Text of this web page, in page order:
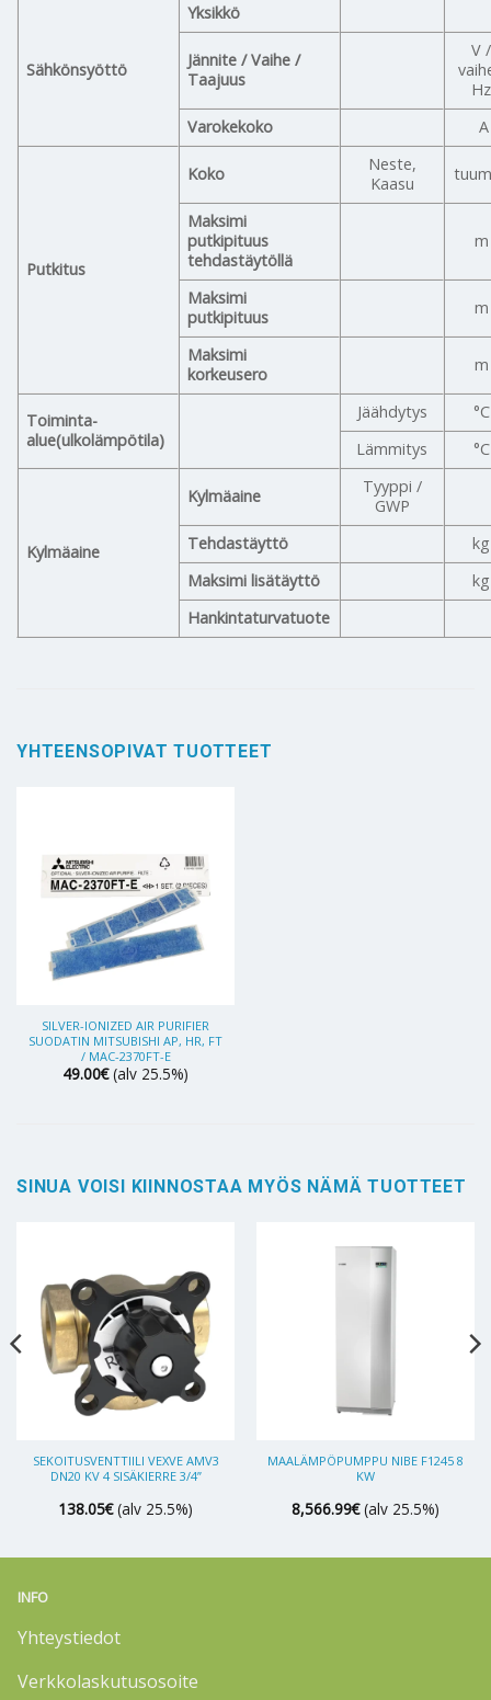
Sähkönsyöttö
Yksikkö
Jännite / Vaihe /
Taajuus
V /
Hz
Varokekoko
A
Putkitus
Koko
Neste,
Kaasu
Maksimi
putkipituus
tehdastäytöllä
m
Maksimi
putkipituus
m
Maksimi
korkeusero
m
Toiminta-
alue(ulkolämpötila)
Jäähdytys
°C
Lämmitys
°C
Kylmäaine
Kylmäaine
Tyyppi /
GWP
Tehdastäyttö
kg
Maksimi lisätäyttö
kg
Hankintaturvatuote
YHTEENSOPIVAT TUOTTEET
SILVER-IONIZED AIR PURIFIER
SUODATIN MITSUBISHI AP, HR, FT
/ MAC-2370FT-E
49.00€ (alv 25.5%)
SINUA VOISI KIINNOSTAA MYÖS NÄMÄ TUOTTEET
SEKOITUSVENTTIILI VEXVE AMV3
DN20 KV 4 SISÄKIERRE 3/4”
138.05€ (alv 25.5%)
MAALÄMPÖPUMPPU NIBE F1245 8
KW
8,566.99€ (alv 25.5%)
INFO
Yhteystiedot
Verkkolaskutusosoite